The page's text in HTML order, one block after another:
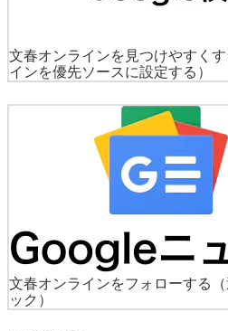
文春オンラインを見つけやすくす
インを優先ソースに設定する）
文春オンラインをフォローする
ック）